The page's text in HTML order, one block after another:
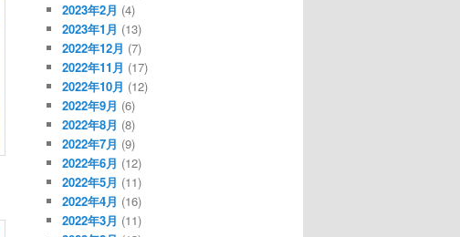
2023年2月 (4)
2023年1月 (13)
2022年12月 (7)
2022年11月 (17)
2022年10月 (12)
2022年9月 (6)
2022年8月 (8)
2022年7月 (9)
2022年6月 (12)
2022年5月 (11)
2022年4月 (16)
2022年3月 (11)